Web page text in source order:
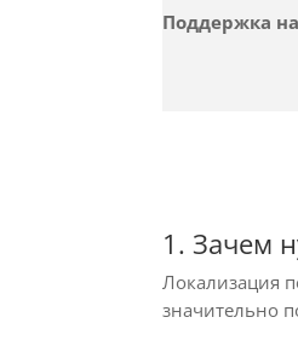
Поддержка
1. Зачем
Локализация
значительно